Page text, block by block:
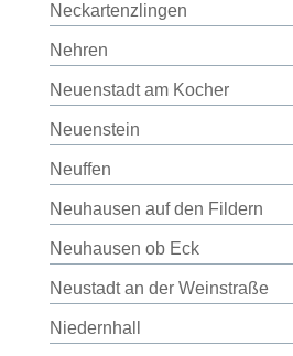
Neckartenzlingen
Nehren
Neuenstadt am Kocher
Neuenstein
Neuffen
Neuhausen auf den Fildern
Neuhausen ob Eck
Neustadt an der Weinstraße
Niedernhall